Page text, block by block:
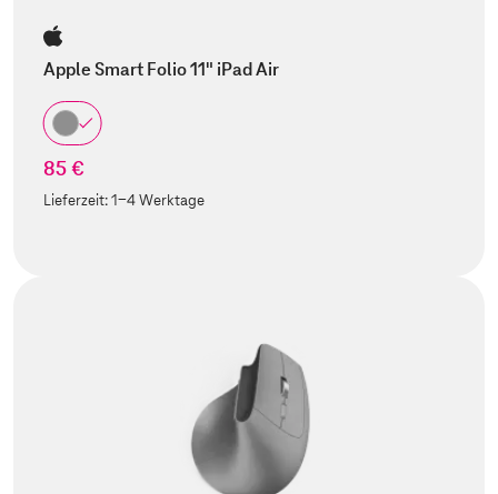
Apple Smart Folio 11" iPad Air
85 €
Lieferzeit:1-4 Werktage